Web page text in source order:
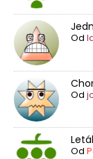
Od
Od
Od